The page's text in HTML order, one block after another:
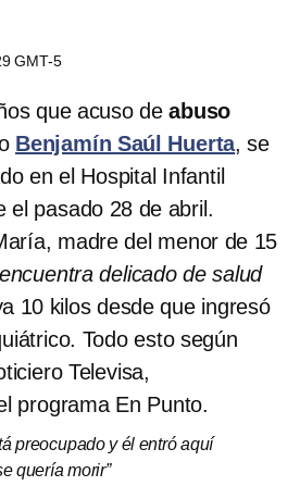
GMT-5
que acuso deabuso
Benjamín Saúl Huerta, se
en el Hospital Infantil
el pasado 28 de abril.
madre del menor de 15
delicado de salud
10 kilos desde que ingresó
Todo esto según
Televisa,
programa En Punto.
preocupado y él entró aquí
quería morir”